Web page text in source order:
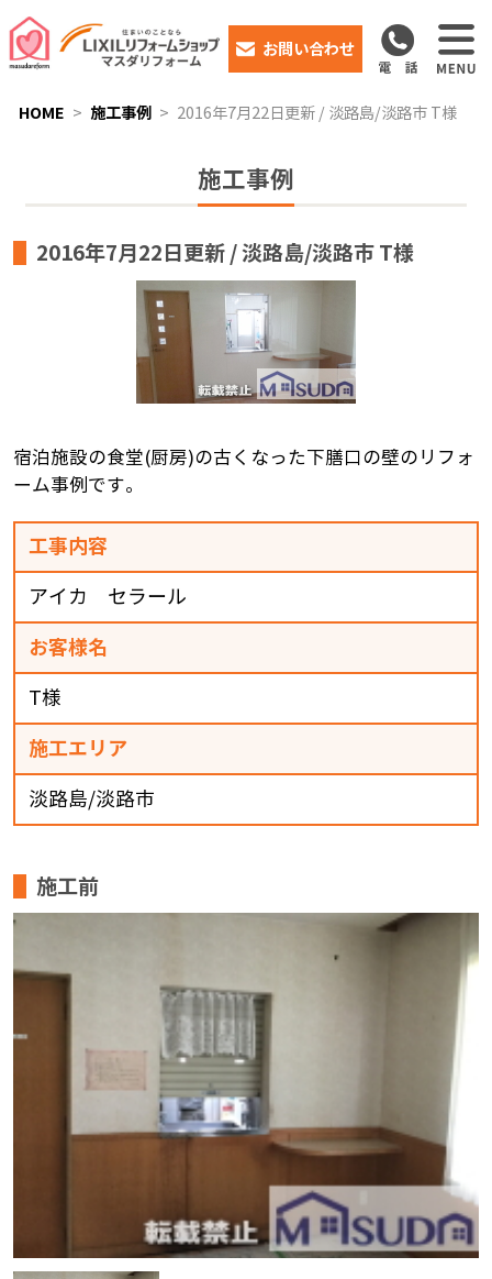
お問い合わせ
HOME 施工事例 2016年7月22日更新 / 淡路島/淡路市 T様
施工事例
2016年7月22日更新 / 淡路島/淡路市 T様
宿泊施設の食堂(厨房)の古くなった下膳口の壁のリフォ
ーム事例です。
工事内容
アイカ セラール
お客様名
T様
施工エリア
淡路島/淡路市
施工前